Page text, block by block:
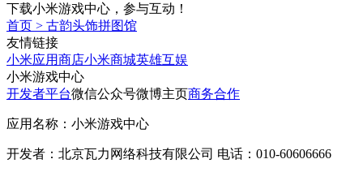
下载小米游戏中心，参与互动！
首页 > 古韵头饰拼图馆
友情链接
小米应用商店小米商城英雄互娱
小米游戏中心
开发者平台微信公众号微博主页商务合作
应用名称：小米游戏中心
开发者：北京瓦力网络科技有限公司 电话：010-60606666